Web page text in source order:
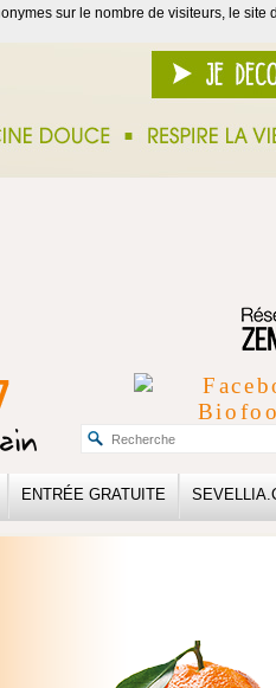
ENTRÉE GRATUITE
sur le nombre de visiteurs, le site